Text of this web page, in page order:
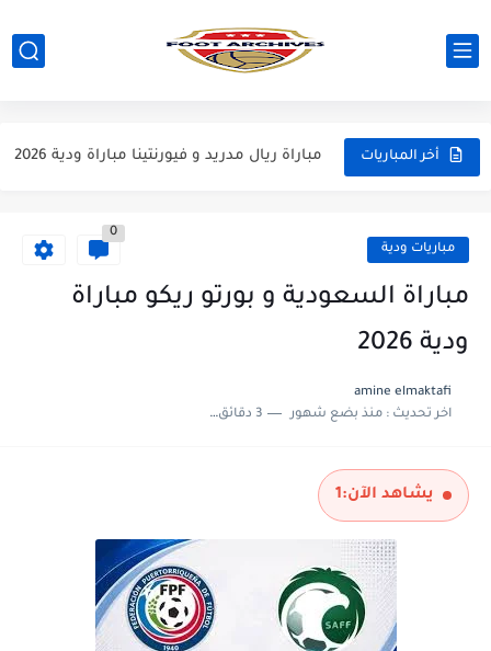
أخر المباريات
مباراة مانشستر يونايتد و اتلتيكو مدريد مباراة ودية 2026
مباراة ريال مدريد و فيورنتينا مباراة ودية 2026
مباراة برشلونة و بيرمنغهام مباراة ودية 2026 مباريات ودية
0
مباراة السعودية و بورتو ريكو مباراة
ودية 2026
amine elmaktafi
اخر تحديث :منذ بضع شهور 3 دقائق للقراءة
يشاهد الآن:1